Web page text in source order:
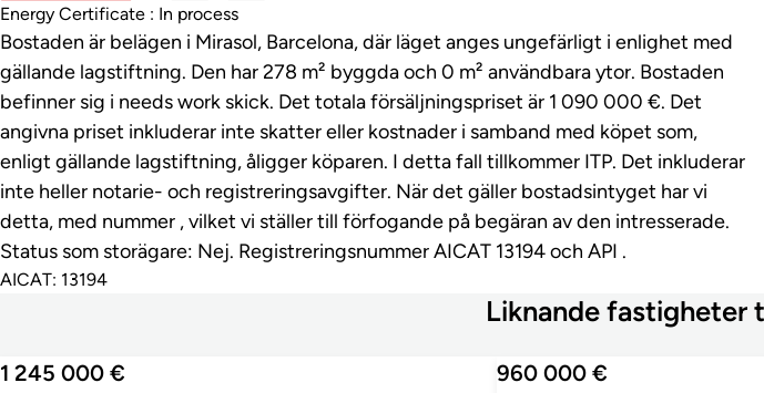
Energy Certificate : In process
Bostaden är belägen i Mirasol, Barcelona, där läget anges ungefärligt i enlighet med
gällande lagstiftning. Den har 278 m² byggda och 0 m² användbara ytor. Bostaden
befinner sig i needs work skick. Det totala försäljningspriset är 1 090 000 €. Det
angivna priset inkluderar inte skatter eller kostnader i samband med köpet som,
enligt gällande lagstiftning, åligger köparen. I detta fall tillkommer ITP. Det inkluderar
inte heller notarie- och registreringsavgifter. När det gäller bostadsintyget har vi
detta, med nummer , vilket vi ställer till förfogande på begäran av den intresserade.
Status som storägare: Nej. Registreringsnummer AICAT 13194 och API .
AICAT: 13194
Liknande fastigheter
1 245 000 € 960 000 €